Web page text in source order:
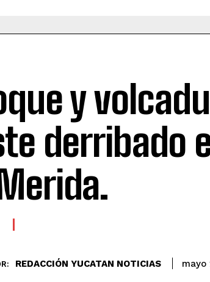
y
derribado
REDACCIÓN YUCATAN NOTICIAS mayo